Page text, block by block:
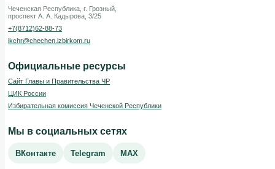
Чеченская Республика, г. Грозный,
проспект А. А. Кадырова, 3/25
+7(8712)62-88-73
ikchr@chechen.izbirkom.ru
Официальные ресурсы
Сайт Главы и Правительства ЧР
ЦИК России
Избирательная комиссия Чеченской Республики
Мы в социальных сетях
ВКонтакте Telegram MAX